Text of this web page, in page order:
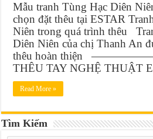
Mẫu tranh Tùng Hạc Diên
chọn đặt thêu tại ESTAR
Niên trong quá trình thêu
Diên Niên của chị Thanh An
thêu hoàn thiện
THÊU TAY NGHỆ THUẬT
Read More »
Tìm Kiếm